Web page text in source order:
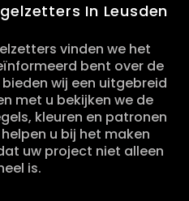
In Leusden
vinden we het
bent over de
wij een uitgebreid
met u bekijken we de
kleuren en patronen
u bij het maken
uw project niet alleen
is.